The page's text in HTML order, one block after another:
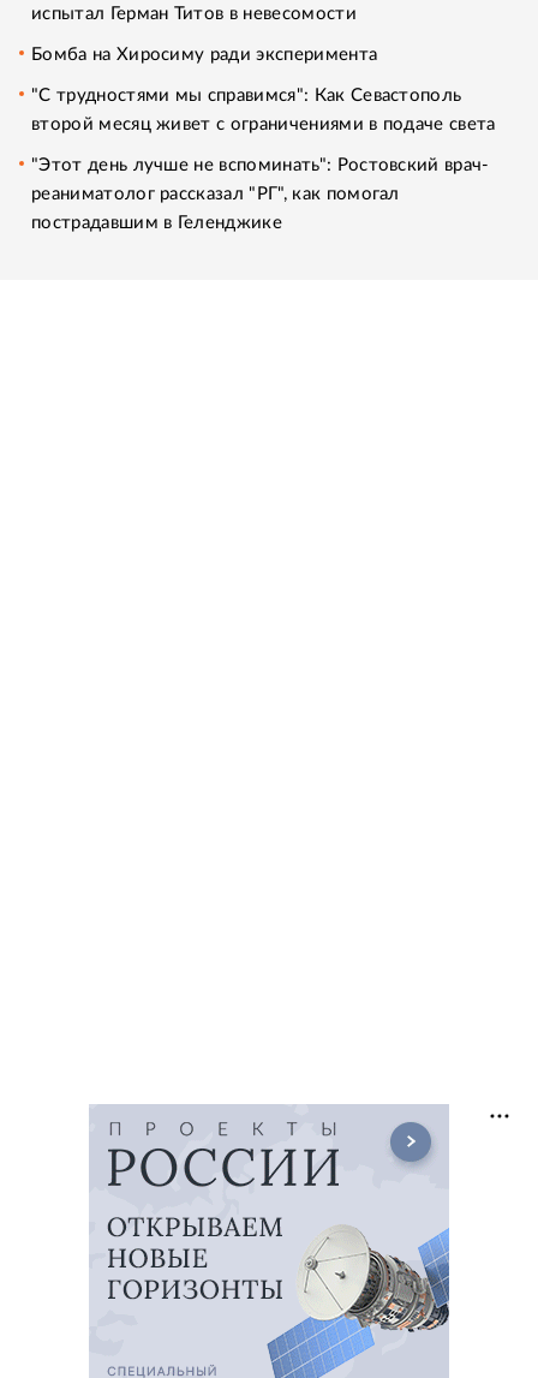
испытал Герман Титов в невесомости
Бомба на Хиросиму ради эксперимента
"С трудностями мы справимся": Как Севастополь
второй месяц живет с ограничениями в подаче света
"Этот день лучше не вспоминать": Ростовский врач-
реаниматолог рассказал "РГ", как помогал
пострадавшим в Геленджике